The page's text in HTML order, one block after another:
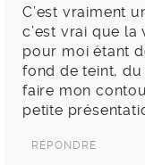
C’est vraiment
c’est vrai que
pour moi étant
fond de teint,
faire mon
petite
RÉPONDRE